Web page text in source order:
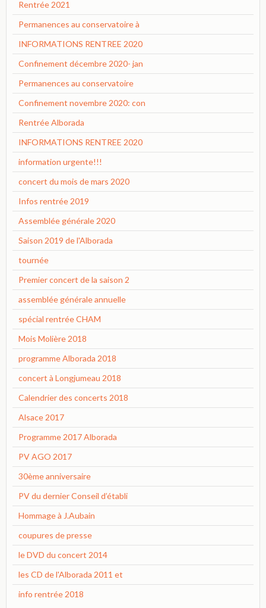
Rentrée 2021
Permanences au conservatoire à
INFORMATIONS RENTREE 2020
Confinement décembre 2020- jan
Permanences au conservatoire
Confinement novembre 2020: con
Rentrée Alborada
INFORMATIONS RENTREE 2020
information urgente!!!
concert du mois de mars 2020
Infos rentrée 2019
Assemblée générale 2020
Saison 2019 de l'Alborada
tournée
Premier concert de la saison 2
assemblée générale annuelle
spécial rentrée CHAM
Mois Molière 2018
programme Alborada 2018
concert à Longjumeau 2018
Calendrier des concerts 2018
Alsace 2017
Programme 2017 Alborada
PV AGO 2017
30ème anniversaire
PV du dernier Conseil d’établi
Hommage à J.Aubain
coupures de presse
le DVD du concert 2014
les CD de l'Alborada 2011 et
info rentrée 2018